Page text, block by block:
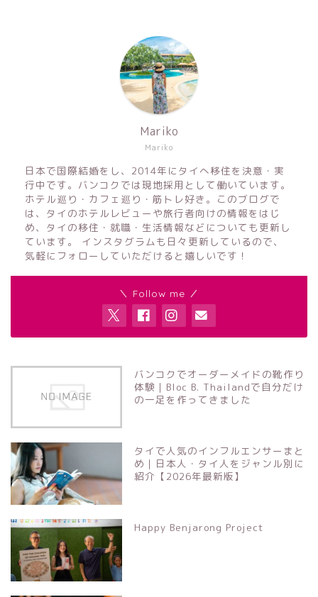
Mariko
Mariko
日本で国際結婚をし、2014年にタイへ移住を決意・実
行中です。バンコクでは現地採用として働いています。
ホテル巡り・カフェ巡り・筋トレ好き。このブログで
は、タイのホテルレビューや旅行者向けの情報をはじ
め、タイの移住・就職・生活情報などについても更新し
ています。 インスタグラムも日々更新しているので、
気軽にフォローしていただけると嬉しいです！
＼ Follow me ／
バンコクでオーダーメイドの靴作り
体験｜Bloc B. Thailandで自分だけ
の一足を作ってきました
タイで人気のインフルエンサーまと
め｜日本人・タイ人をジャンル別に
紹介【2026年最新版】
Happy Benjarong Project